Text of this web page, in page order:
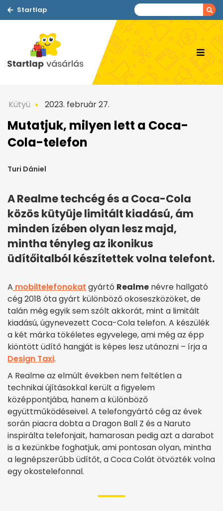
Startlap
Kütyü 2023. február 27.
Mutatjuk, milyen lett a Coca-
Cola-telefon
Turi Dániel
A Realme techcég és a Coca-Cola
közös kütyüje limitált kiadású, ám
minden ízében olyan lesz majd,
mintha tényleg az ikonikus
üdítőitalból készítettek volna telefont.
A mobiltelefonokat gyártó Realme névre hallgató
cég 2018 óta gyárt különböző okoseszközöket, de
talán még egyik sem szólt akkorát, mint a limitált
kiadású, úgynevezett Coca-Cola telefon. A készülék
a két márka tökéletes egyvelege, ami még az épp
kiöntött üdítő hangját is képes lesz utánozni – írja a
Design Taxi.
A Realme az elmúlt években nem feltétlen a
technikai újításokkal került a figyelem
középpontjába, hanem a különböző
együttműködéseivel. A telefongyártó cég az évek
során piacra dobta a Dragon Ball Z és a Naruto
inspirálta telefonjait, hamarosan pedig azt a darabot
is a kezünkbe foghatjuk, ami pontosan olyan, mintha
a legnépszerűbb üdítőt, a Coca Colát ötvözték volna
egy okostelefonnal.